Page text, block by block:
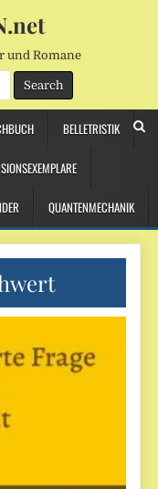
und Romane
BELLETRISTIK
QUANTENMECHANIK